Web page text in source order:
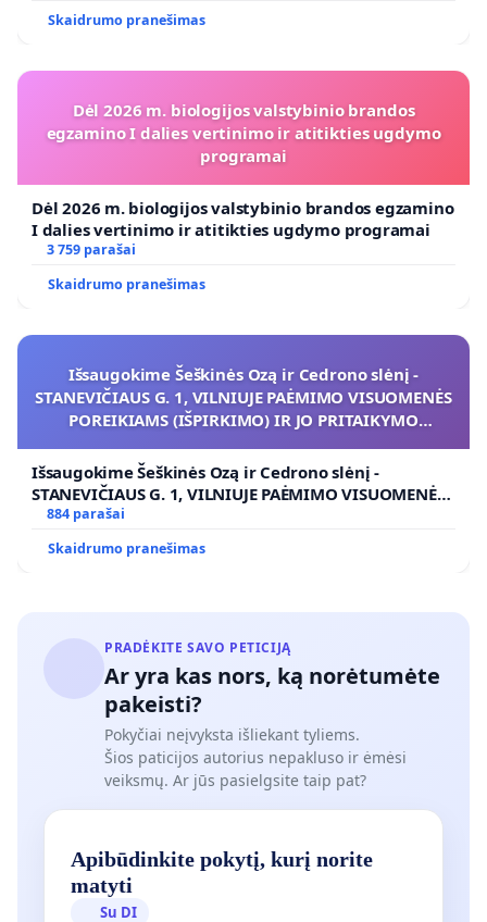
Skaidrumo pranešimas
Dėl 2026 m. biologijos valstybinio brandos
egzamino I dalies vertinimo ir atitikties ugdymo
programai
Dėl 2026 m. biologijos valstybinio brandos egzamino
I dalies vertinimo ir atitikties ugdymo programai
3 759 parašai
Skaidrumo pranešimas
Išsaugokime Šeškinės Ozą ir Cedrono slėnį -
STANEVIČIAUS G. 1, VILNIUJE PAĖMIMO VISUOMENĖS
POREIKIAMS (IŠPIRKIMO) IR JO PRITAIKYMO
Išsaugokime Šeškinės Ozą ir Cedrono slėnį -
STANEVIČIAUS G. 1, VILNIUJE PAĖMIMO VISUOMENĖS
POREIKIAMS (IŠPIRKIMO) IR JO PRITAIKYMO VIEŠAJAI
ŽELDYNŲ FUNKCIJAI
884 parašai
Skaidrumo pranešimas
PRADĖKITE SAVO PETICIJĄ
Ar yra kas nors, ką norėtumėte
pakeisti?
Pokyčiai neįvyksta išliekant tyliems.
Šios paticijos autorius nepakluso ir ėmėsi
veiksmų. Ar jūs pasielgsite taip pat?
Apibūdinkite pokytį, kurį norite
matyti
Su DI